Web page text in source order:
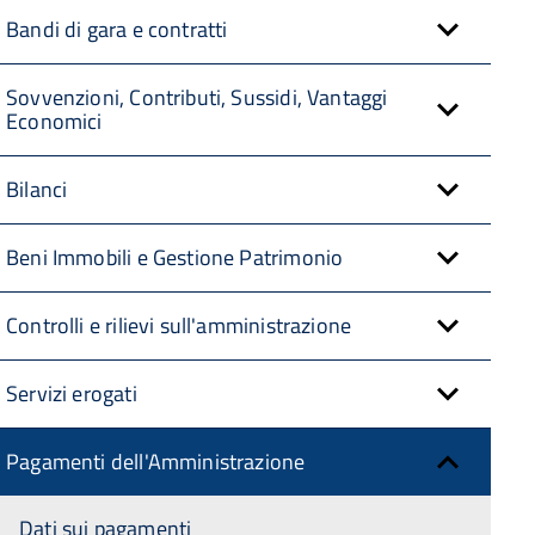
Bandi di gara e contratti
Sovvenzioni, Contributi, Sussidi, Vantaggi
Economici
Bilanci
Beni Immobili e Gestione Patrimonio
Controlli e rilievi sull'amministrazione
Servizi erogati
Pagamenti dell'Amministrazione
Dati sui pagamenti